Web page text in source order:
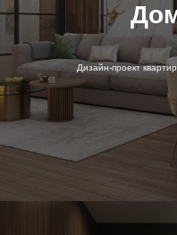
Дизайн-проект